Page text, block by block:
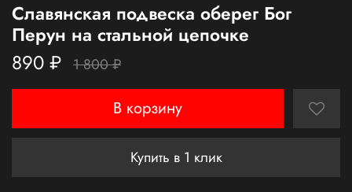
Славянская подвеска оберег Бог
Перун на стальной цепочке
890 ₽ 1 800 ₽
В корзину
Купить в 1 клик